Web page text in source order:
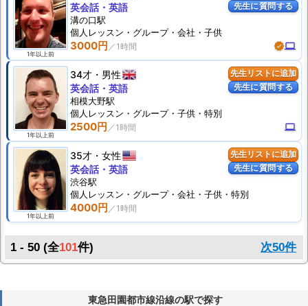
先生に質問する
1年以上前
3000円 verifiedcomputer
英会話・英語
溝の口駅
個人 レッスン ・グループ・会社・子供
先生リストに追加
先生に質問する
1年以上前
34才 男性
2500円 computer
英会話・英語
相模大野駅
個人 レッスン ・グループ・子供・特別
先生リストに追加
先生に質問する
1年以上前
35才 女性
4000円
英会話・英語
渋谷駅
個人 レッスン ・グループ・会社・子供・特別
1 - 50 (全101件) 次50件
東急田園都市線沿線の駅で探す